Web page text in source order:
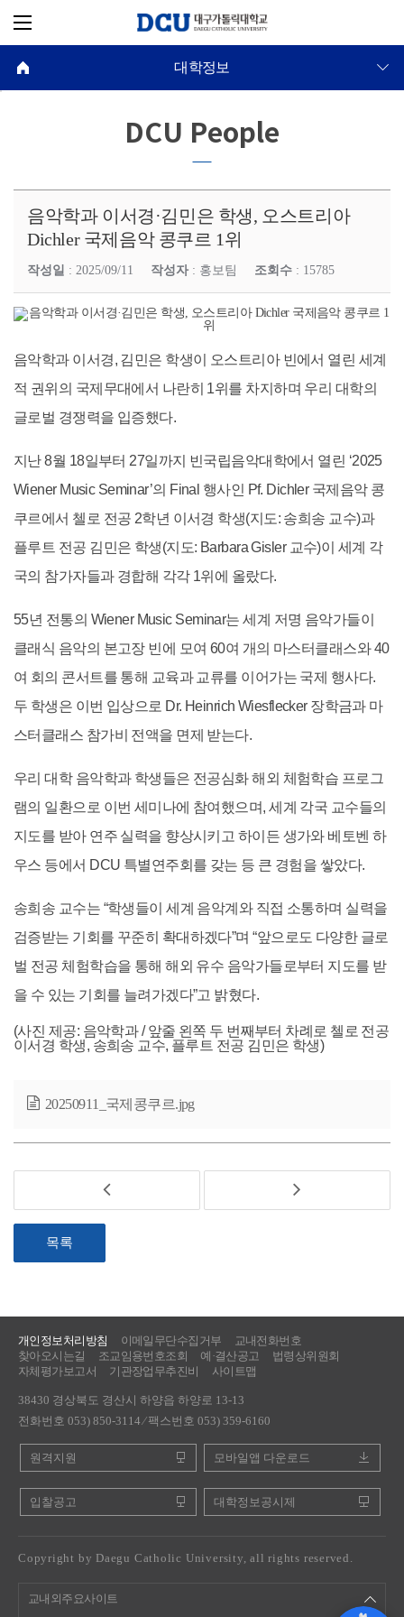
대학정보
DCU People
음악학과 이서경·김민은 학생, 오스트리아
Dichler 국제음악 콩쿠르 1위
작성일 : 2025/09/11 작성자: 홍보팀 조회수 : 15785
음악학과 이서경, 김민은 학생이 오스트리아 빈에서 열린 세계
적 권위의 국제무대에서 나란히 1위를 차지하며 우리 대학의
글로벌 경쟁력을 입증했다.
지난 8월 18일부터 27일까지 빈국립음악대학에서 열린 ‘2025
Wiener Music Seminar’의 Final 행사인 Pf. Dichler 국제음악 콩
쿠르에서 첼로 전공 2학년 이서경 학생(지도: 송희송 교수)과
플루트 전공 김민은 학생(지도: Barbara Gisler 교수)이 세계 각
국의 참가자들과 경합해 각각 1위에 올랐다.
55년 전통의 Wiener Music Seminar는 세계 저명 음악가들이
클래식 음악의 본고장 빈에 모여 60여 개의 마스터클래스와 40
여 회의 콘서트를 통해 교육과 교류를 이어가는 국제 행사다.
두 학생은 이번 입상으로 Dr. Heinrich Wiesflecker 장학금과 마
스터클래스 참가비 전액을 면제 받는다.
우리 대학 음악학과 학생들은 전공심화 해외 체험학습 프로그
램의 일환으로 이번 세미나에 참여했으며,세계 각국 교수들의
지도를 받아 연주 실력을 향상시키고 하이든 생가와 베토벤 하
우스 등에서 DCU 특별연주회를 갖는 등 큰 경험을 쌓았다.
송희송 교수는 “학생들이 세계 음악계와 직접 소통하며 실력을
검증받는 기회를 꾸준히 확대하겠다”며 “앞으로도 다양한 글로
벌 전공 체험학습을 통해 해외 유수 음악가들로부터 지도를 받
을 수 있는 기회를 늘려가겠다”고 밝혔다.
(사진 제공: 음악학과 / 앞줄 왼쪽 두 번째부터 차례로 첼로 전공
이서경 학생, 송희송 교수, 플루트 전공 김민은 학생)
20250911_국제콩쿠르.jpg
목록
개인정보처리방침 이메일무단수집거부
교내전화번호
찾아오시는길
조교임용번호조회 예·결산공고
법령상위원회
자체평가보고서
기관장업무추진비 사이트맵
38430 경상북도 경산시 하양읍 하양로 13-13
전화번호 053) 850-3114 ⁄ 팩스번호 053) 359-6160
원격지원 모바일앱 다운로드
입찰공고 대학정보공시제
Copyright by Daegu Catholic University, all rights reserved.
교내외주요사이트